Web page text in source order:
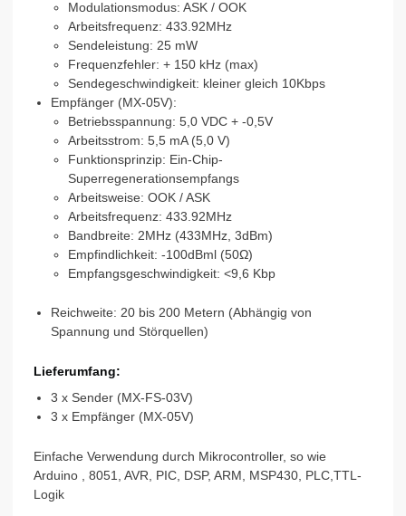
Modulationsmodus: ASK / OOK
Arbeitsfrequenz: 433.92MHz
Sendeleistung: 25 mW
Frequenzfehler: + 150 kHz (max)
Sendegeschwindigkeit: kleiner gleich 10Kbps
Empfänger (MX-05V):
Betriebsspannung: 5,0 VDC + -0,5V
Arbeitsstrom: 5,5 mA (5,0 V)
Funktionsprinzip: Ein-Chip-
Superregenerationsempfangs
Arbeitsweise: OOK / ASK
Arbeitsfrequenz: 433.92MHz
Bandbreite: 2MHz (433MHz, 3dBm)
Empfindlichkeit: -100dBml (50Ω)
Empfangsgeschwindigkeit: <9,6 Kbp
Reichweite: 20 bis 200 Metern (Abhängig von
Spannung und Störquellen)
Lieferumfang:
3 x Sender (MX-FS-03V)
3 x Empfänger (MX-05V)
Einfache Verwendung durch Mikrocontroller, so wie
Arduino , 8051, AVR, PIC, DSP, ARM, MSP430, PLC,TTL-
Logik